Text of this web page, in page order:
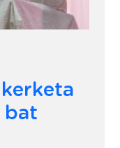
bat